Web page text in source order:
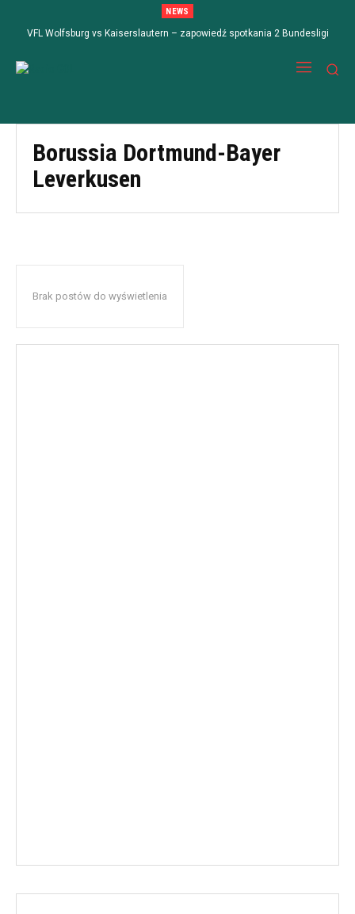
NEWS
VFL Wolfsburg vs Kaiserslautern – zapowiedź spotkania 2 Bundesligi
Borussia Dortmund-Bayer
Leverkusen
Brak postów do wyświetlenia